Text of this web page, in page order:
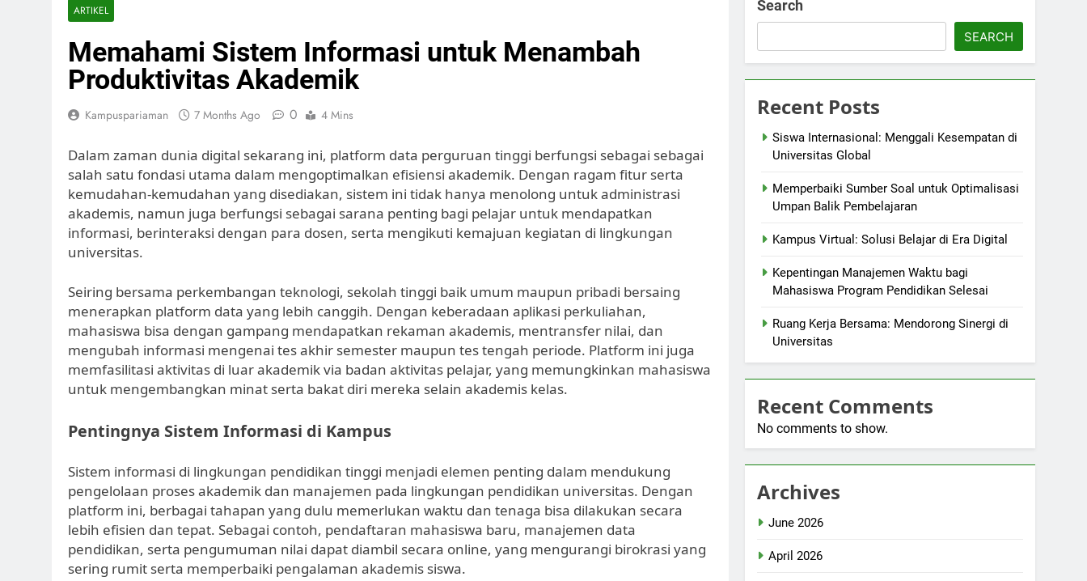
ARTIKEL
Memahami Sistem Informasi untuk Menambah
Produktivitas Akademik
Kampuspariaman 7 Months Ago 0 4 Mins
Dalam zaman dunia digital sekarang ini, platform data perguruan tinggi berfungsi sebagai sebagai
salah satu fondasi utama dalam mengoptimalkan efisiensi akademik. Dengan ragam fitur serta
kemudahan-kemudahan yang disediakan, sistem ini tidak hanya menolong untuk administrasi
akademis, namun juga berfungsi sebagai sarana penting bagi pelajar untuk mendapatkan
informasi, berinteraksi dengan para dosen, serta mengikuti kemajuan kegiatan di lingkungan
universitas.
Seiring bersama perkembangan teknologi, sekolah tinggi baik umum maupun pribadi bersaing
menerapkan platform data yang lebih canggih. Dengan keberadaan aplikasi perkuliahan,
mahasiswa bisa dengan gampang mendapatkan rekaman akademis, mentransfer nilai, dan
mengubah informasi mengenai tes akhir semester maupun tes tengah periode. Platform ini juga
memfasilitasi aktivitas di luar akademik via badan aktivitas pelajar, yang memungkinkan mahasiswa
untuk mengembangkan minat serta bakat diri mereka selain akademis kelas.
Pentingnya Sistem Informasi di Kampus
Sistem informasi di lingkungan pendidikan tinggi menjadi elemen penting dalam mendukung
pengelolaan proses akademik dan manajemen pada lingkungan pendidikan universitas. Dengan
platform ini, berbagai tahapan yang dulu memerlukan waktu dan tenaga bisa dilakukan secara
lebih efisien dan tepat. Sebagai contoh, pendaftaran mahasiswa baru, manajemen data
pendidikan, serta pengumuman nilai dapat diambil secara online, yang mengurangi birokrasi yang
sering rumit serta memperbaiki pengalaman akademis siswa.
Search
SEARCH
Recent Posts
Siswa Internasional: Menggali Kesempatan di
Universitas Global
Memperbaiki Sumber Soal untuk Optimalisasi
Umpan Balik Pembelajaran
Kampus Virtual: Solusi Belajar di Era Digital
Kepentingan Manajemen Waktu bagi
Mahasiswa Program Pendidikan Selesai
Ruang Kerja Bersama: Mendorong Sinergi di
Universitas
Recent Comments
No comments to show.
Archives
June 2026
April 2026